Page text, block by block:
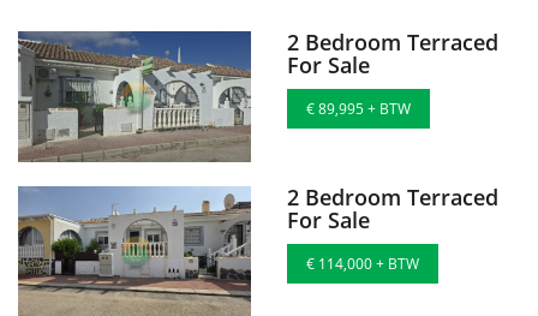
2 Bedroom Terraced
For Sale
€ 89,995 + BTW
2 Bedroom Terraced
For Sale
€ 114,000 + BTW